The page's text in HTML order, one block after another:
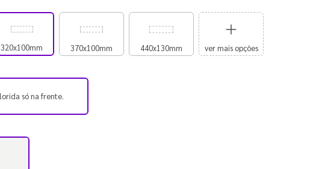
320x100mm 370x100mm 440x130mm ver mais opções
só na frente.